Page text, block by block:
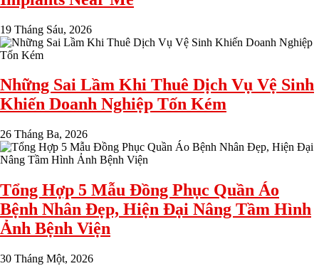
19 Tháng Sáu, 2026
Những Sai Lầm Khi Thuê Dịch Vụ Vệ Sinh
Khiến Doanh Nghiệp Tốn Kém
26 Tháng Ba, 2026
Tổng Hợp 5 Mẫu Đồng Phục Quần Áo
Bệnh Nhân Đẹp, Hiện Đại Nâng Tầm Hình
Ảnh Bệnh Viện
30 Tháng Một, 2026